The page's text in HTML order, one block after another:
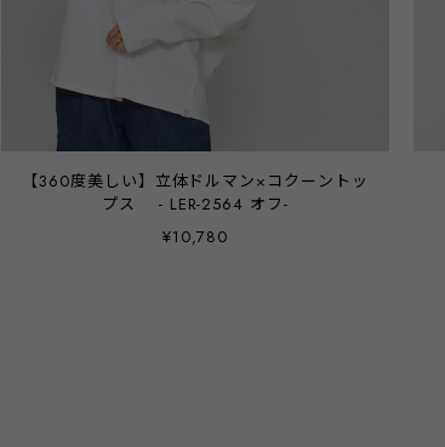
【360度美しい】立体ドルマン×コクーントッ
プス - LER-2564 オフ-
¥10,780